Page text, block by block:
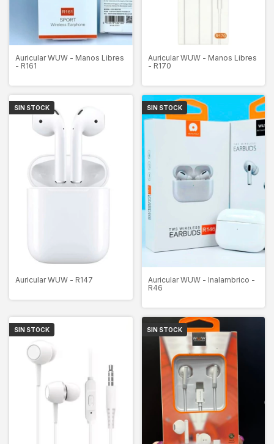
Auricular WUW - Manos Libres
- R161
Auricular WUW - Manos Libres
- R170
SIN STOCK
Auricular WUW - R147
SIN STOCK
Auricular WUW - Inalambrico -
R46
SIN STOCK SIN STOCK